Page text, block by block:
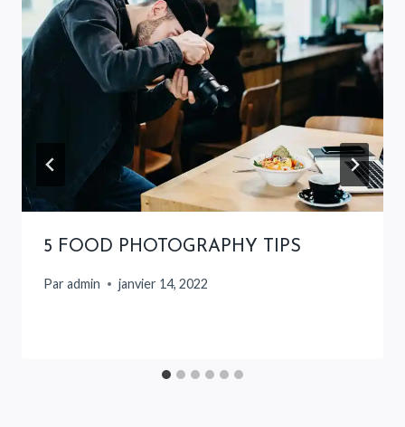
5 FOOD PHOTOGRAPHY TIPS
Paradmin janvier 14, 2022